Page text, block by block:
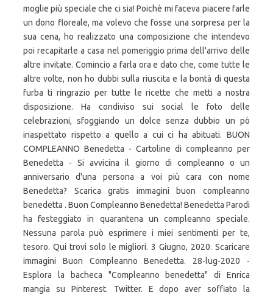
moglie più speciale che ci sia! Poichè mi faceva piacere farle
un dono floreale, ma volevo che fosse una sorpresa per la
sua cena, ho realizzato una composizione che intendevo
poi recapitarle a casa nel pomeriggio prima dell'arrivo delle
altre invitate. Comincio a farla ora e dato che, come tutte le
altre volte, non ho dubbi sulla riuscita e la bontà di questa
furba ti ringrazio per tutte le ricette che metti a nostra
disposizione. Ha condiviso sui social le foto delle
celebrazioni, sfoggiando un dolce senza dubbio un pò
inaspettato rispetto a quello a cui ci ha abituati. BUON
COMPLEANNO Benedetta - Cartoline di compleanno per
Benedetta - Si avvicina il giorno di compleanno o un
anniversario d'una persona a voi più cara con nome
Benedetta? Scarica gratis immagini buon compleanno
benedetta . Buon Compleanno Benedetta! Benedetta Parodi
ha festeggiato in quarantena un compleanno speciale.
Nessuna parola può esprimere i miei sentimenti per te,
tesoro. Qui trovi solo le migliori. 3 Giugno, 2020. Scaricare
immagini Buon Compleanno Benedetta. 28-lug-2020 -
Esplora la bacheca "Compleanno benedetta" di Enrica
mangia su Pinterest. Twitter. E dopo aver soffiato la